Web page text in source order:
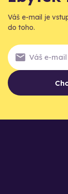
Váš e-mail je
do toho.